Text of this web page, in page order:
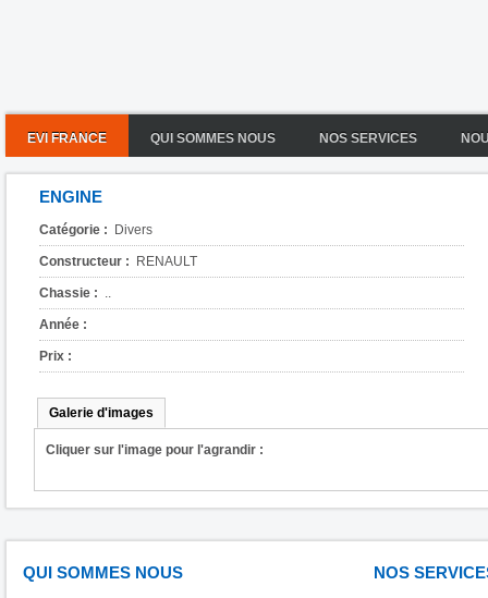
EVI FRANCE QUI SOMMES NOUS NOS SERVICES
ENGINE
Catégorie : Divers
Constructeur : RENAULT
Chassie : ..
Année :
Prix :
Galerie d'images
Cliquer sur l'image pour l'agrandir :
QUI SOMMES NOUS NOS